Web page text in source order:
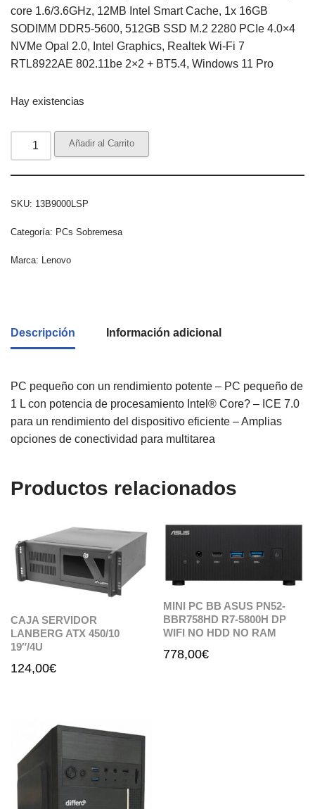
core 1.6/3.6GHz, 12MB Intel Smart Cache, 1x 16GB
SODIMM DDR5-5600, 512GB SSD M.2 2280 PCIe 4.0×4
NVMe Opal 2.0, Intel Graphics, Realtek Wi-Fi 7
RTL8922AE 802.11be 2×2 + BT5.4, Windows 11 Pro
Hay existencias
Añadir al Carrito
SKU: 13B9000LSP
Categoría: PCs Sobremesa
Marca: Lenovo
Descripción Información adicional
PC pequeño con un rendimiento potente – PC pequeño de
1 L con potencia de procesamiento Intel® Core? – ICE 7.0
para un rendimiento del dispositivo eficiente – Amplias
opciones de conectividad para multitarea
Productos relacionados
CAJA SERVIDOR
LANBERG ATX 450/10
19″/4U
124,00€
MINI PC BB ASUS PN52-
BBR758HD R7-5800H DP
WIFI NO HDD NO RAM
778,00€